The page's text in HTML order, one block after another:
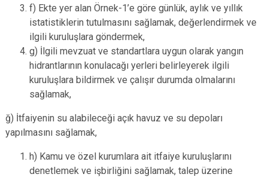
f) Ekte yer alan Örnek-1’e göre günlük, aylık ve yıllık
istatistiklerin tutulmasını sağlamak, değerlendirmek ve
ilgili kuruluşlara göndermek,
g) İlgili mevzuat ve standartlara uygun olarak yangın
hidrantlarının konulacağı yerleri belirleyerek ilgili
kuruluşlara bildirmek ve çalışır durumda olmalarını
sağlamak,
ğ) İtfaiyenin su alabileceği açık havuz ve su depoları
yapılmasını sağlamak,
h) Kamu ve özel kurumlara ait itfaiye kuruluşlarını
denetlemek ve işbirliğini sağlamak, talep üzerine